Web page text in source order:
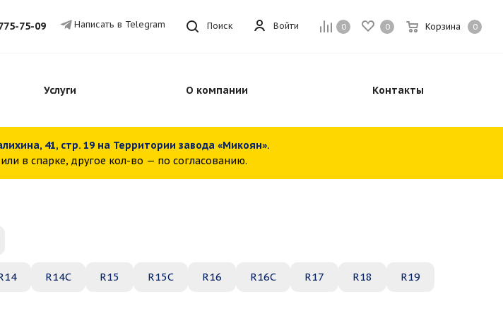
0 0 Корзина 0
Войти
Поиск
75-09 Написать в Telegram
Услуги О компании Контакты
41, стр. 19 на Территории завода «Микоян».
в спарке, другое кол-во — по согласованию.
R14C R15 R15C R16 R16C R17 R18 R19